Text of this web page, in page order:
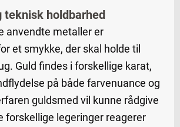
teknisk holdbarhed
anvendte metaller er
et smykke, der skal holde til
Guld findes i forskellige karat,
på både farvenuance og
guldsmed vil kunne rådgive
forskellige legeringer reagerer